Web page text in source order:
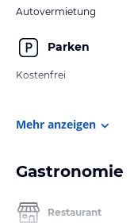
Autovermietung
Parken
Kostenfrei
Mehr anzeigen
Gastronomie
Restaurant